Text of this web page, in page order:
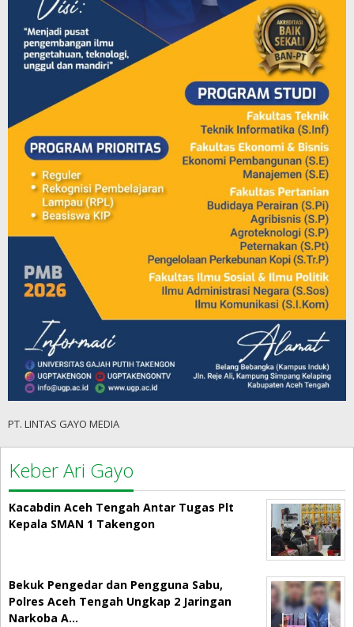
PT. LINTAS GAYO MEDIA
Keber Ari Gayo
Kacabdin Aceh Tengah Antar Tugas Plt
Kepala SMAN 1 Takengon
Bekuk Pengedar dan Pengguna Sabu,
Polres Aceh Tengah Ungkap 2 Jaringan
Narkoba A…